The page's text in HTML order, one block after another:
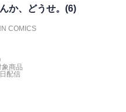
か、どうせ。(6)
COMICS
商品
配信